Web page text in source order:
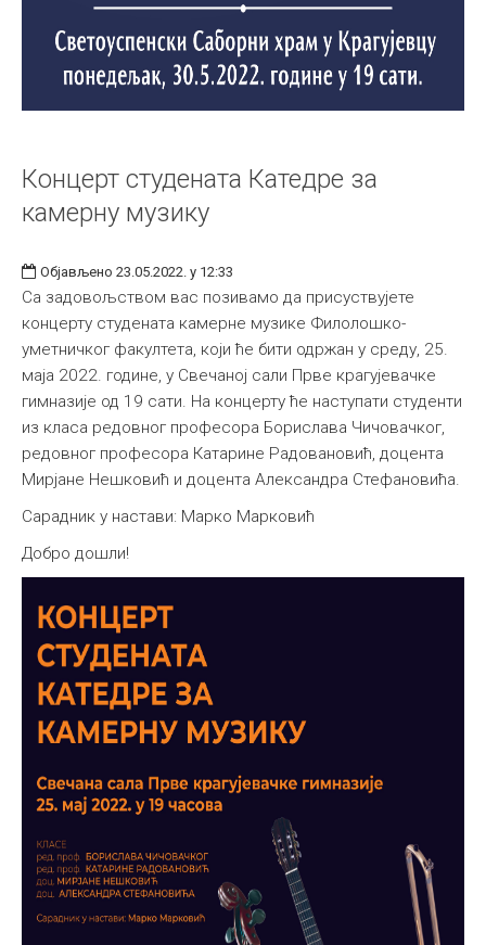
Концерт студената Катедре за
камерну музику
Објављено 23.05.2022. у 12:33
Са задовољством вас позивамо да присуствујете
концерту студената камерне музике Филолошко-
уметничког факултета, који ће бити одржан у среду, 25.
маја 2022. године, у Свечаној сали Прве крагујевачке
гимназије од 19 сати. На концерту ће наступати студенти
из класа редовног професора Борислава Чичовачког,
редовног професора Катарине Радовановић, доцента
Мирјане Нешковић и доцента Александра Стефановића.
Сарадник у настави: Марко Марковић
Добро дошли!